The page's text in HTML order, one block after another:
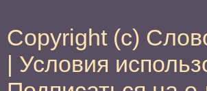
Copyright (c)
| Условия